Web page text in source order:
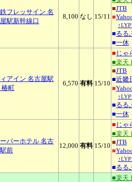
フレッサイン 名
駅新幹線口
8,100 なし 15/11
■JTB
■
■るる
■一休
アイン 名古屋駅
椿町
6,570 有料 15/10
■ じゃ
■楽天
■JTB
■近畿
■
■るる
■一休
パーホテル 名古
前
12,000 有料 15/10
■ じゃ
■楽天
■JTB
■
■るる
■楽天